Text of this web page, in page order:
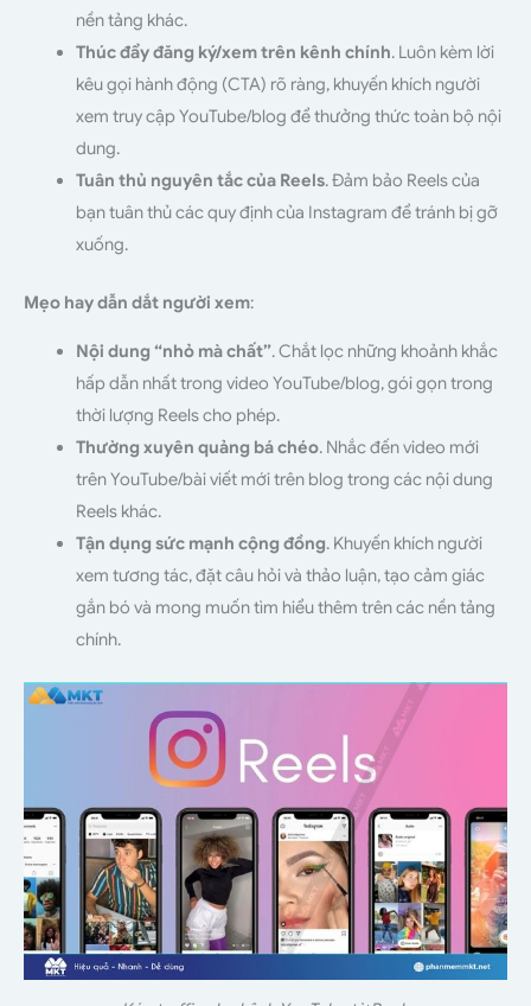
nền tảng khác.
Thúc đẩy đăng ký/xem trên kênh chính. Luôn kèm lời
kêu gọi hành động (CTA) rõ ràng, khuyến khích người
xem truy cập YouTube/blog để thưởng thức toàn bộ nội
dung.
Tuân thủ nguyên tắc của Reels. Đảm bảo Reels của
bạn tuân thủ các quy định của Instagram để tránh bị gỡ
xuống.
Mẹo hay dẫn dắt người xem:
Nội dung “nhỏ mà chất”. Chắt lọc những khoảnh khắc
hấp dẫn nhất trong video YouTube/blog, gói gọn trong
thời lượng Reels cho phép.
Thường xuyên quảng bá chéo. Nhắc đến video mới
trên YouTube/bài viết mới trên blog trong các nội dung
Reels khác.
Tận dụng sức mạnh cộng đồng. Khuyến khích người
xem tương tác, đặt câu hỏi và thảo luận, tạo cảm giác
gắn bó và mong muốn tìm hiểu thêm trên các nền tảng
chính.